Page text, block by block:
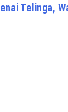
Telinga,